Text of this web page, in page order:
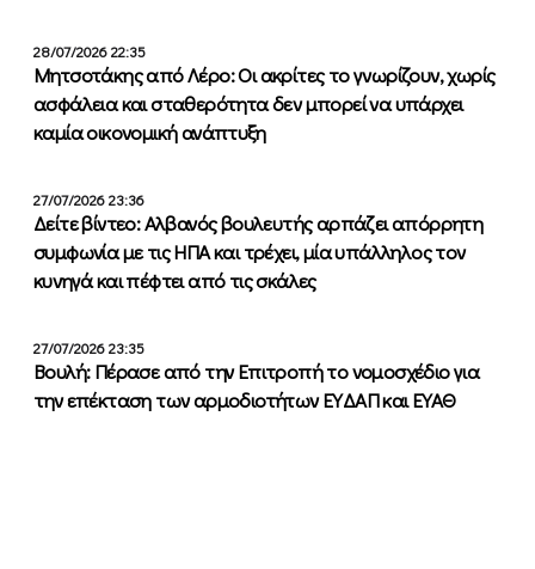
28/07/2026 22:35
Μητσοτάκης από Λέρο: Οι ακρίτες το γνωρίζουν, χωρίς
ασφάλεια και σταθερότητα δεν μπορεί να υπάρχει
καμία οικονομική ανάπτυξη
27/07/2026 23:36
Δείτε βίντεο: Αλβανός βουλευτής αρπάζει απόρρητη
συμφωνία με τις ΗΠΑ και τρέχει, μία υπάλληλος τον
κυνηγά και πέφτει από τις σκάλες
27/07/2026 23:35
Βουλή: Πέρασε από την Επιτροπή το νομοσχέδιο για
την επέκταση των αρμοδιοτήτων ΕΥΔΑΠ και ΕΥΑΘ